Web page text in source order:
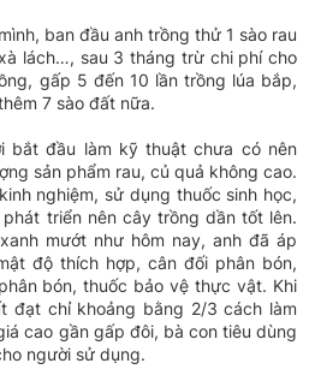
ban đầu anh trồng thử 1 sào rau
lách…, sau 3 tháng trừ chi phí cho
gấp 5 đến 10 lần trồng lúa bắp,
7 sào đất nữa.
bắt đầu làm kỹ thuật chưa có nên
sản phẩm rau, củ quả không cao.
nghiệm, sử dụng thuốc sinh học,
triển nên cây trồng dần tốt lên.
mướt như hôm nay, anh đã áp
độ thích hợp, cân đối phân bón,
bón, thuốc bảo vệ thực vật. Khi
đạt chỉ khoảng bằng 2/3 cách làm
cao gần gấp đôi, bà con tiêu dùng
người sử dụng.